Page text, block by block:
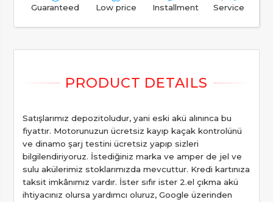
Guaranteed Low price Installment Service
Satışlarımız depozitoludur, yani eski akü alınınca bu
fiyattır. Motorunuzun ücretsiz kayıp kaçak kontrolünü
ve dinamo şarj testini ücretsiz yapıp sizleri
bilgilendiriyoruz. İstediğiniz marka ve amper de jel ve
sulu akülerimiz stoklarımızda mevcuttur. Kredi kartınıza
taksit imkânımız vardır. İster sıfır ister 2.el çıkma akü
ihtiyacınız olursa yardımcı oluruz, Google üzerinden